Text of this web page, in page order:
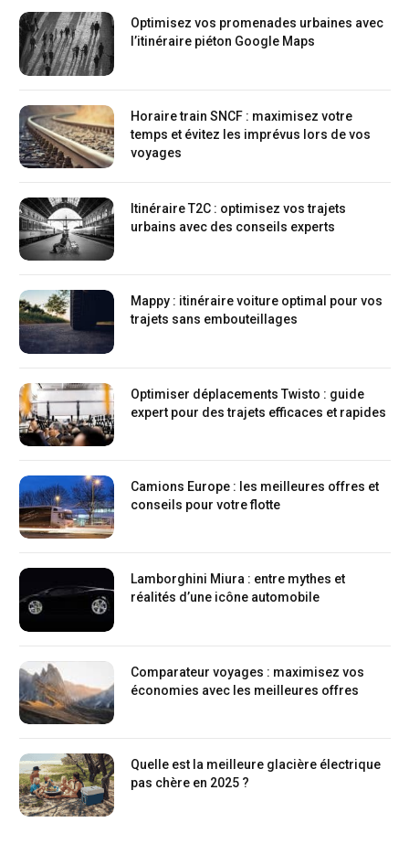
Optimisez vos promenades urbaines avec
l’itinéraire piéton Google Maps
Horaire train SNCF : maximisez votre
temps et évitez les imprévus lors de vos
voyages
Itinéraire T2C : optimisez vos trajets
urbains avec des conseils experts
Mappy : itinéraire voiture optimal pour vos
trajets sans embouteillages
Optimiser déplacements Twisto : guide
expert pour des trajets efficaces et rapides
Camions Europe : les meilleures offres et
conseils pour votre flotte
Lamborghini Miura : entre mythes et
réalités d’une icône automobile
Comparateur voyages : maximisez vos
économies avec les meilleures offres
Quelle est la meilleure glacière électrique
pas chère en 2025 ?